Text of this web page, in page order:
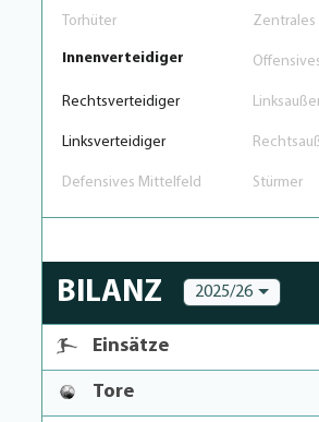
Torhüter
Innenverteidiger
Rechtsverteidiger
Linksverteidiger
Defensives Mittelfeld Stürmer
BILANZ 2025/26
Einsätze
Tore